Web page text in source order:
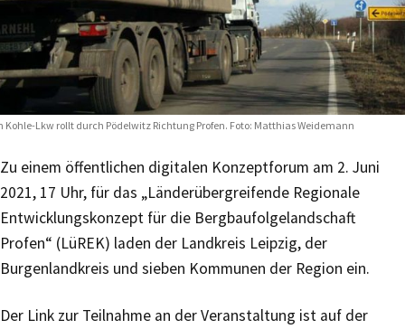
Kohle-Lkw rollt durch Pödelwitz Richtung Profen. Foto: Matthias Weidemann
Zu einem öffentlichen digitalen Konzeptforum am 2. Juni
2021, 17 Uhr, für das „Länderübergreifende Regionale
Entwicklungskonzept für die Bergbaufolgelandschaft
Profen“ (LüREK) laden der Landkreis Leipzig, der
Burgenlandkreis und sieben Kommunen der Region ein.
Der Link zur Teilnahme an der Veranstaltung ist auf der